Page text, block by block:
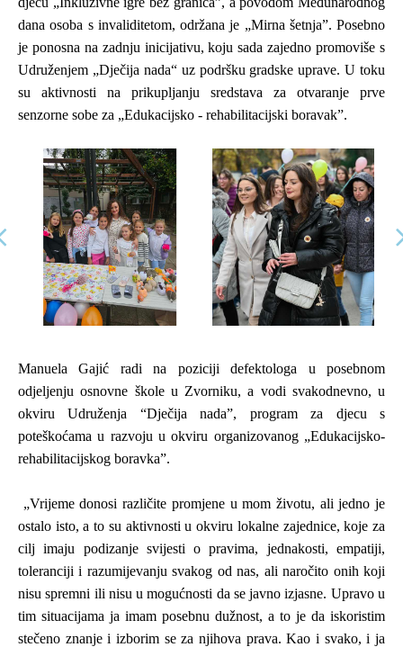
dana osoba s invaliditetom, održana je „Mirna šetnja”. Posebno
je ponosna na zadnju inicijativu, koju sada zajedno promoviše s
Udruženjem „Dječija nada“ uz podršku gradske uprave. U toku
su aktivnosti na prikupljanju sredstava za otvaranje prve
senzorne sobe za „Edukacijsko - rehabilitacijski boravak”.
Manuela Gajić radi na poziciji defektologa u posebnom
odjeljenju osnovne škole u Zvorniku, a vodi svakodnevno, u
okviru Udruženja “Dječija nada”, program za djecu s
poteškoćama u razvoju u okviru organizovanog „Edukacijsko-
rehabilitacijskog boravka”.
„Vrijeme donosi različite promjene u mom životu, ali jedno je
ostalo isto, a to su aktivnosti u okviru lokalne zajednice, koje za
cilj imaju podizanje svijesti o pravima, jednakosti, empatiji,
toleranciji i razumijevanju svakog od nas, ali naročito onih koji
nisu spremni ili nisu u mogućnosti da se javno izjasne. Upravo u
tim situacijama ja imam posebnu dužnost, a to je da iskoristim
stečeno znanje i izborim se za njihova prava. Kao i svako, i ja